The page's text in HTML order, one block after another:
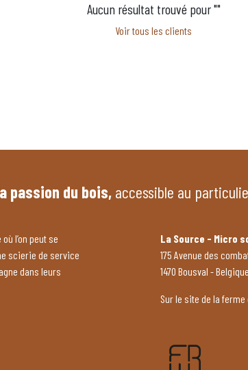
Aucun résultat trouvé pour ""
Voir tous les clients
passion du bois, accessible au
l’on peut se
scierie de service
dans leurs
La Source - Micro
175 Avenue des
1470 Bousval - Belgique
Sur le site de la